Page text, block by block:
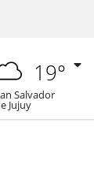
19°
Salvador
Jujuy